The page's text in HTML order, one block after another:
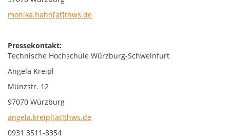
monika.hahn[at]thws.de
Pressekontakt:
Technische Hochschule Würzburg-Schweinfurt
Angela Kreipl
Münzstr. 12
97070 Würzburg
angela.kreipl[at]thws.de
0931 3511-8354